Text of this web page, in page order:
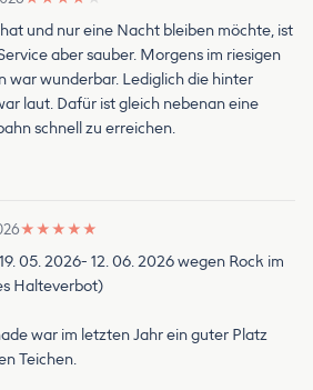
und nur eine Nacht bleiben möchte, ist
aber sauber. Morgens im riesigen
war wunderbar. Lediglich die hinter
laut. Dafür ist gleich nebenan eine
schnell zu erreichen.
★ ★ ★ ★ ★
05. 2026- 12. 06. 2026 wegen Rock im
Halteverbot)
war im letzten Jahr ein guter Platz
Teichen.